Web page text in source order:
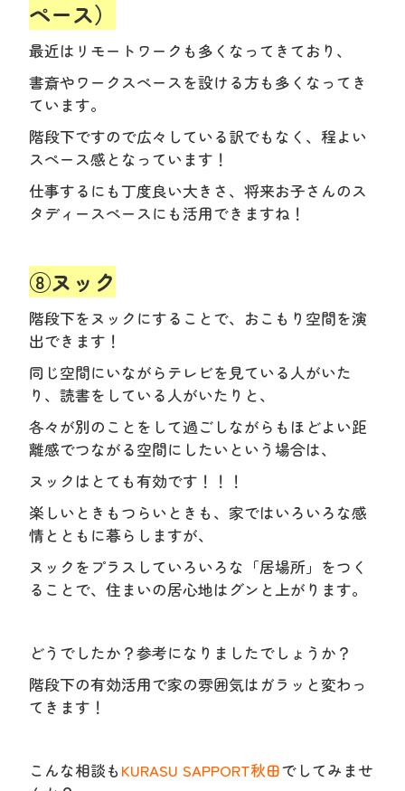
ペース）
最近はリモートワークも多くなってきており、
書斎やワークスペースを設ける方も多くなってき
ています。
階段下ですので広々している訳でもなく、程よい
スペース感となっています！
仕事するにも丁度良い大きさ、将来お子さんのス
タディースペースにも活用できますね！
⑧ヌック
階段下をヌックにすることで、おこもり空間を演
出できます！
同じ空間にいながらテレビを見ている人がいた
り、読書をしている人がいたりと、
各々が別のことをして過ごしながらもほどよい距
離感でつながる空間にしたいという場合は、
ヌックはとても有効です！！！
楽しいときもつらいときも、家ではいろいろな感
情とともに暮らしますが、
ヌックをプラスしていろいろな「居場所」をつく
ることで、住まいの居心地はグンと上がります。
どうでしたか？参考になりましたでしょうか？
階段下の有効活用で家の雰囲気はガラッと変わっ
てきます！
こんな相談もKURASU SAPPORT秋田でしてみませ